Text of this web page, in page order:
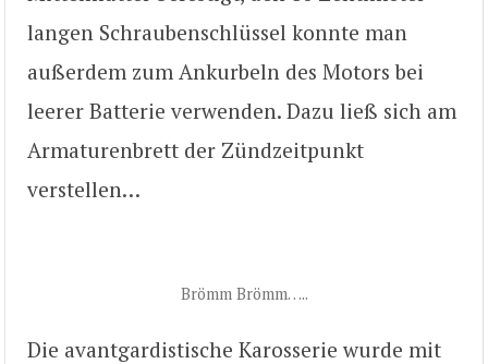
langen Schraubenschlüssel konnte man
außerdem zum Ankurbeln des Motors bei
leerer Batterie verwenden. Dazu ließ sich am
Armaturenbrett der Zündzeitpunkt
verstellen…
Brömm Brömm…..
Die avantgardistische Karosserie wurde mit